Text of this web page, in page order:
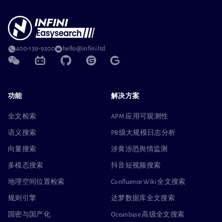
400-139-9200 hello@infini.ltd
功能
全文检索
语义搜索
向量搜索
多模态搜索
地理空间位置检索
规则引擎
国密与国产化
解决方案
APM 应用可观测性
PB级大规模日志分析
涉黄涉恐舆情监测
抖音短视频搜索
Confluence Wiki 全文搜索
达梦数据库全文搜索
Oceanbase 高级全文搜索